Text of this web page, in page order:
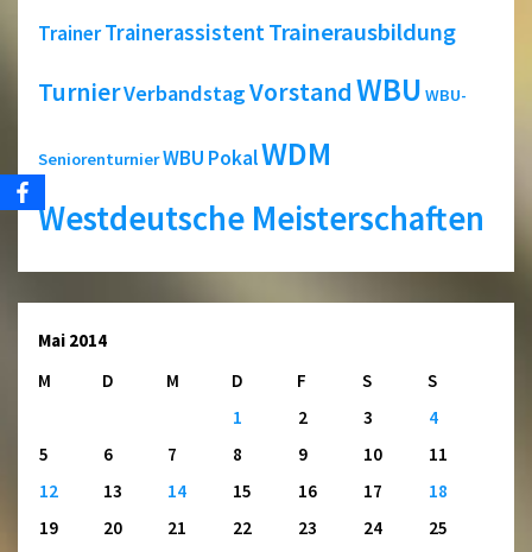
TrainerTrainerassistentTrainerausbildung
TurnierVerbandstagVorstandWBU WBU-
SeniorenturnierWBU PokalWDM
Westdeutsche Meisterschaften
Mai 2014
M
D M D F S
S
1
2 3
4
5
6 7 8 9 10
11
12
13 14 15 16 17
18
19
20 21 22 23 24
25